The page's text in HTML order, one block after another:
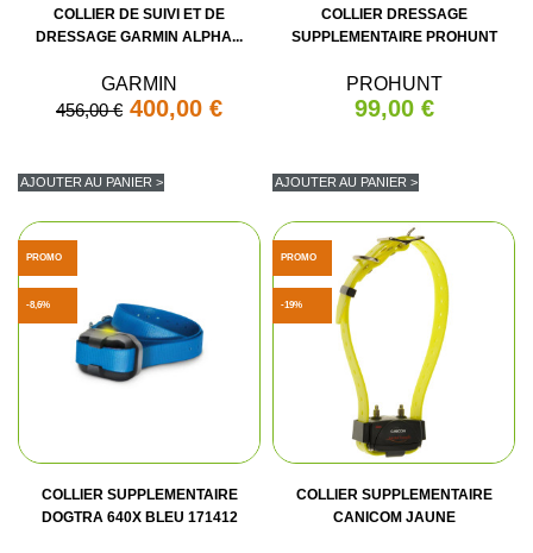
COLLIER DE SUIVI ET DE
DRESSAGE GARMIN ALPHA...
GARMIN
456,00 € 400,00 €
AJOUTER AU PANIER >
COLLIER DRESSAGE
SUPPLEMENTAIRE PROHUNT
PROHUNT
99,00 €
AJOUTER AU PANIER >
COLLIER SUPPLEMENTAIRE
DOGTRA 640X BLEU 171412
PROMO
-8,6%
COLLIER SUPPLEMENTAIRE
CANICOM JAUNE
PROMO
-19%